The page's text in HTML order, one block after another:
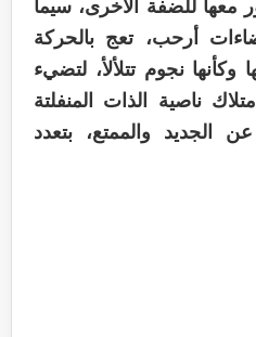
معها للضفة الأخرى، سيما
أرحب، تعج بالحركة
وكأنها نجوم تتلألأ، لتضيء
ناصية الذات المنفلتة
الجديد والممتع، بتعدد